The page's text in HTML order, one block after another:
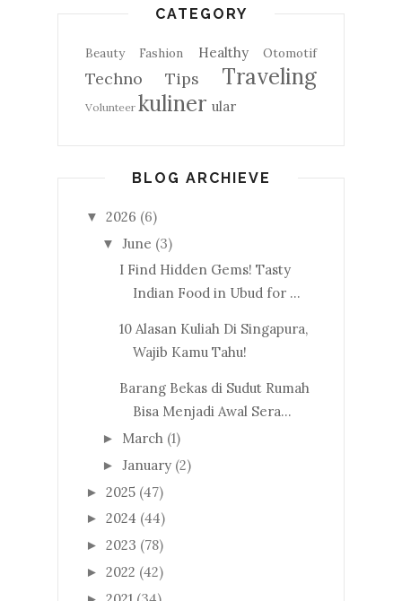
CATEGORY
Beauty Fashion Healthy Otomotif
Techno Tips Traveling
Volunteer kuliner ular
BLOG ARCHIEVE
▼ 2026 (6)
▼ June (3)
I Find Hidden Gems! Tasty
Indian Food in Ubud for ...
10 Alasan Kuliah Di Singapura,
Wajib Kamu Tahu!
Barang Bekas di Sudut Rumah
Bisa Menjadi Awal Sera...
► March (1)
► January (2)
► 2025 (47)
► 2024 (44)
► 2023 (78)
► 2022 (42)